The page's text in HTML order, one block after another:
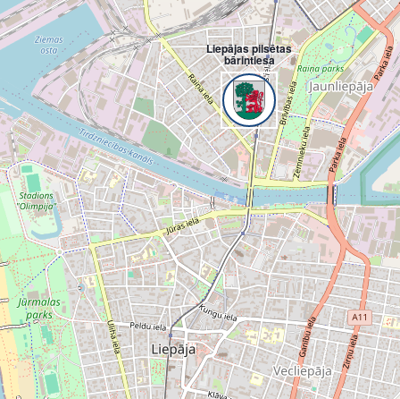
Liepājas pilsētas
bāriņtiesa